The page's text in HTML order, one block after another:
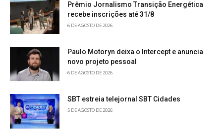
Prêmio Jornalismo Transição Energética
recebe inscrições até 31/8
6 DE AGOSTO DE 2026
Paulo Motoryn deixa o Intercept e anuncia
novo projeto pessoal
6 DE AGOSTO DE 2026
SBT estreia telejornal SBT Cidades
5 DE AGOSTO DE 2026